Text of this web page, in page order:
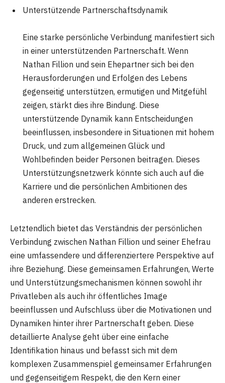
Unterstützende Partnerschaftsdynamik
Eine starke persönliche Verbindung manifestiert sich
in einer unterstützenden Partnerschaft. Wenn
Nathan Fillion und sein Ehepartner sich bei den
Herausforderungen und Erfolgen des Lebens
gegenseitig unterstützen, ermutigen und Mitgefühl
zeigen, stärkt dies ihre Bindung. Diese
unterstützende Dynamik kann Entscheidungen
beeinflussen, insbesondere in Situationen mit hohem
Druck, und zum allgemeinen Glück und
Wohlbefinden beider Personen beitragen. Dieses
Unterstützungsnetzwerk könnte sich auch auf die
Karriere und die persönlichen Ambitionen des
anderen erstrecken.
Letztendlich bietet das Verständnis der persönlichen
Verbindung zwischen Nathan Fillion und seiner Ehefrau
eine umfassendere und differenziertere Perspektive auf
ihre Beziehung. Diese gemeinsamen Erfahrungen, Werte
und Unterstützungsmechanismen können sowohl ihr
Privatleben als auch ihr öffentliches Image
beeinflussen und Aufschluss über die Motivationen und
Dynamiken hinter ihrer Partnerschaft geben. Diese
detaillierte Analyse geht über eine einfache
Identifikation hinaus und befasst sich mit dem
komplexen Zusammenspiel gemeinsamer Erfahrungen
und gegenseitigem Respekt, die den Kern einer